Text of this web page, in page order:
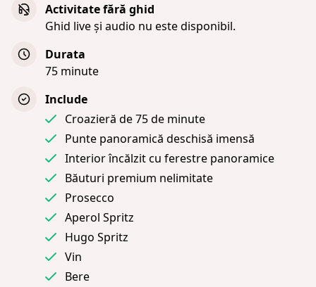
Activitate fără ghid
Ghid live și audio nu este disponibil.
Durata
75 minute
Include
Croazieră de 75 de minute
Punte panoramică deschisă imensă
Interior încălzit cu ferestre panoramice
Băuturi premium nelimitate
Prosecco
Aperol Spritz
Hugo Spritz
Vin
Bere